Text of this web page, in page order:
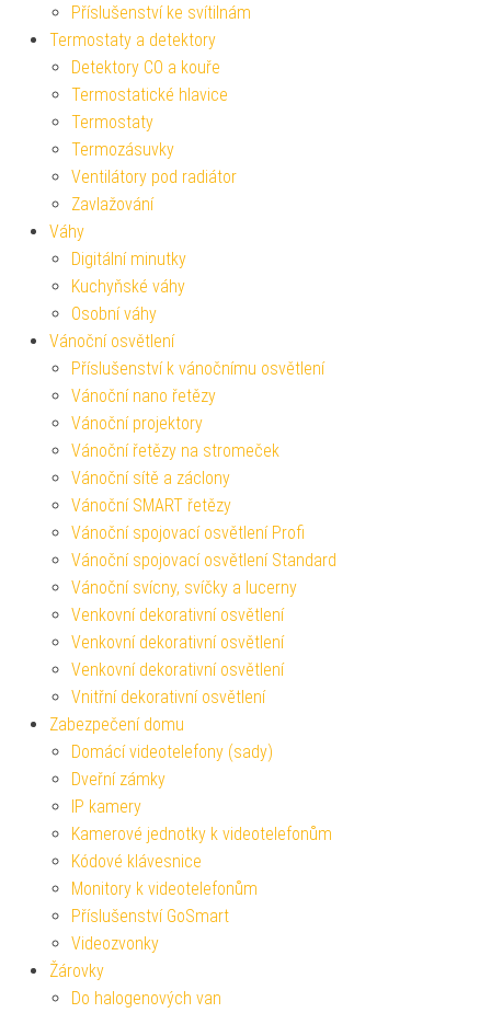
Příslušenství ke svítilnám
Termostaty a detektory
Detektory CO a kouře
Termostatické hlavice
Termostaty
Termozásuvky
Ventilátory pod radiátor
Zavlažování
Váhy
Digitální minutky
Kuchyňské váhy
Osobní váhy
Vánoční osvětlení
Příslušenství k vánočnímu osvětlení
Vánoční nano řetězy
Vánoční projektory
Vánoční řetězy na stromeček
Vánoční sítě a záclony
Vánoční SMART řetězy
Vánoční spojovací osvětlení Profi
Vánoční spojovací osvětlení Standard
Vánoční svícny, svíčky a lucerny
Venkovní dekorativní osvětlení
Venkovní dekorativní osvětlení
Venkovní dekorativní osvětlení
Vnitřní dekorativní osvětlení
Zabezpečení domu
Domácí videotelefony (sady)
Dveřní zámky
IP kamery
Kamerové jednotky k videotelefonům
Kódové klávesnice
Monitory k videotelefonům
Příslušenství GoSmart
Videozvonky
Žárovky
Do halogenových van